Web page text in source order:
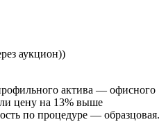
аукцион))
актива — офисного
цену на 13% выше
по процедуре — образцовая.